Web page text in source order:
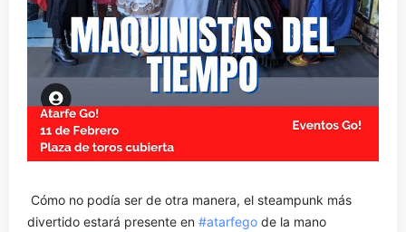
Cómo no podía ser de otra manera, el steampunk más
divertido estará presente en #atarfego de la mano